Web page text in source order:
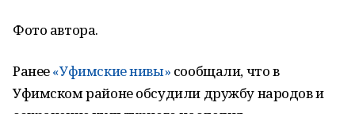
Фото автора.
Ранее«Уфимские нивы» сообщали, что в
Уфимском районе обсудили дружбу народов и